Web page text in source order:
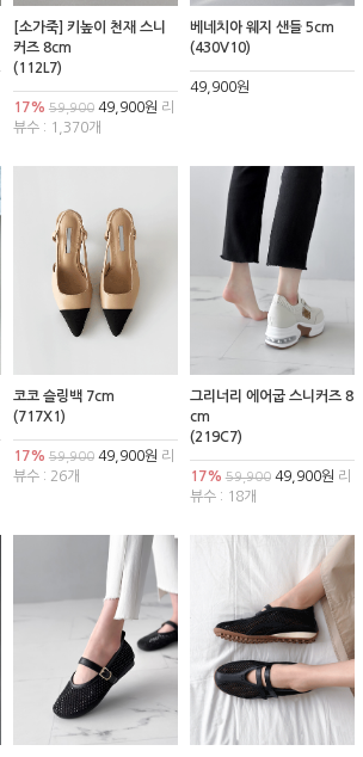
[소가죽] 키높이 천재 스니
커즈 8cm
(112L7)
17% 59,90049,900원 리
뷰수 : 1,370개
베네치아 웨지 샌들 5cm
(430V10)
49,900원
코코 슬링백 7cm
(717X1)
17% 59,90049,900원 리
뷰수 : 26개
그리너리 에어굽 스니커즈 8
cm
(219C7)
17% 59,90049,900원 리
뷰수 : 18개